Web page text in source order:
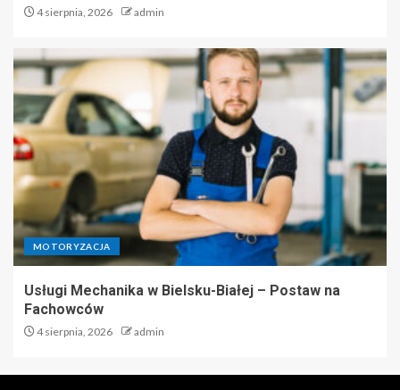
4 sierpnia, 2026 admin
MOTORYZACJA
Usługi Mechanika w Bielsku-Białej – Postaw na
Fachowców
4 sierpnia, 2026 admin